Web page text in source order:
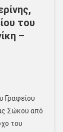
του
–
Γραφείου
Σώκου από
του